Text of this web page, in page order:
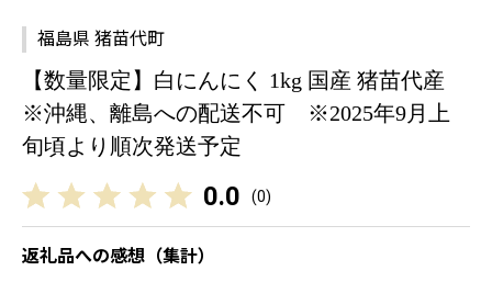
福島県 猪苗代町
【数量限定】白にんにく 1kg 国産 猪苗代産
※沖縄、離島への配送不可 ※2025年9月上
旬頃より順次発送予定
0.0 (0)
返礼品への感想（集計）